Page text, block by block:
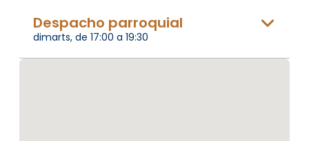
Despacho parroquial
dimarts, de 17:00 a 19:30